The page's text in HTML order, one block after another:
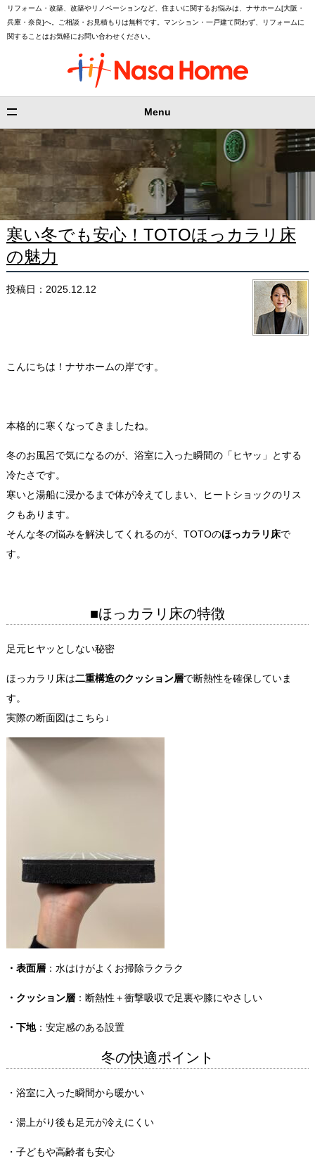
リフォーム・改築、改築やリノベーションなど、住まいに関するお悩みは、ナサホーム[大阪・
兵庫・奈良]へ。ご相談・お見積もりは無料です。マンション・一戸建て問わず、リフォームに
関することはお気軽にお問い合わせください。
Menu
寒い冬でも安心！TOTOほっカラリ床
の魅力
投稿日：2025.12.12
こんにちは！ナサホームの岸です。
本格的に寒くなってきましたね。
冬のお風呂で気になるのが、浴室に入った瞬間の「ヒヤッ」とする
冷たさです。
寒いと湯船に浸かるまで体が冷えてしまい、ヒートショックのリス
クもあります。
そんな冬の悩みを解決してくれるのが、TOTOのほっカラリ床で
す。
■ほっカラリ床の特徴
足元ヒヤッとしない秘密
ほっカラリ床は二重構造のクッション層で断熱性を確保していま
す。
実際の断面図はこちら↓
・表面層：水はけがよくお掃除ラクラク
・クッション層：断熱性＋衝撃吸収で足裏や膝にやさしい
・下地：安定感のある設置
冬の快適ポイント
・浴室に入った瞬間から暖かい
・湯上がり後も足元が冷えにくい
・子どもや高齢者も安心